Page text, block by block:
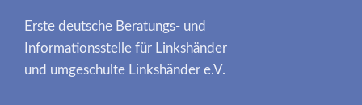
Erste deutsche Beratungs- und
Informationsstelle für Linkshänder
und umgeschulte Linkshänder e.V.